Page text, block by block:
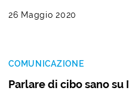
26 Maggio 2020
COMUNICAZIONE
Parlare di cibo sano